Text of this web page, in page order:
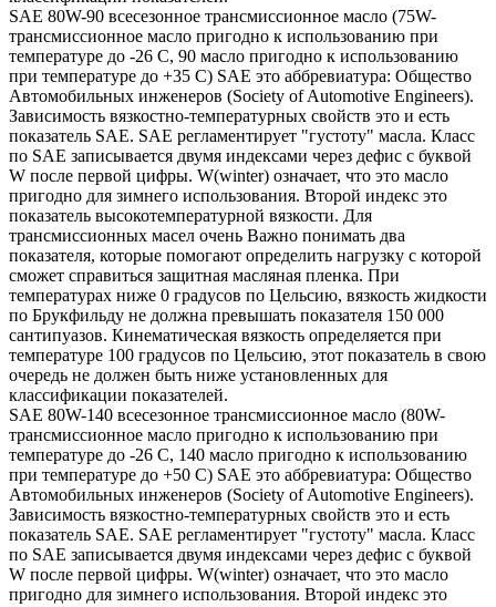
SAE 80W-90 всесезонное трансмиссионное масло (75W-
трансмиссионное масло пригодно к использованию при
температуре до -26 С, 90 масло пригодно к использованию
при температуре до +35 С) SAE это аббревиатура: Общество
Автомобильных инженеров (Society of Automotive Engineers).
Зависимость вязкостно-температурных свойств это и есть
показатель SAE. SAE регламентирует "густоту" масла. Класс
по SAE записывается двумя индексами через дефис с буквой
W после первой цифры. W(winter) означает, что это масло
пригодно для зимнего использования. Второй индекс это
показатель высокотемпературной вязкости. Для
трансмиссионных масел очень Важно понимать два
показателя, которые помогают определить нагрузку с которой
сможет справиться защитная масляная пленка. При
температурах ниже 0 градусов по Цельсию, вязкость жидкости
по Брукфильду не должна превышать показателя 150 000
сантипуазов. Кинематическая вязкость определяется при
температуре 100 градусов по Цельсию, этот показатель в свою
очередь не должен быть ниже установленных для
классификации показателей.
SAE 80W-140 всесезонное трансмиссионное масло (80W-
трансмиссионное масло пригодно к использованию при
температуре до -26 С, 140 масло пригодно к использованию
при температуре до +50 С) SAE это аббревиатура: Общество
Автомобильных инженеров (Society of Automotive Engineers).
Зависимость вязкостно-температурных свойств это и есть
показатель SAE. SAE регламентирует "густоту" масла. Класс
по SAE записывается двумя индексами через дефис с буквой
W после первой цифры. W(winter) означает, что это масло
пригодно для зимнего использования. Второй индекс это